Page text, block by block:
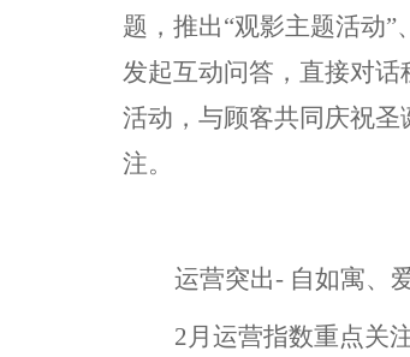
题，推出“观影主题活动”
发起互动问答，直接对
活动，与顾客共同庆祝
注。
运营突出- 自如寓、
2月运营指数重点关